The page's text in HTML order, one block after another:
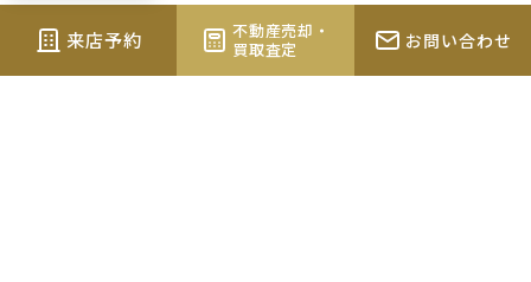
来店予約
不動産売却・
買取査定
お問い合わせ